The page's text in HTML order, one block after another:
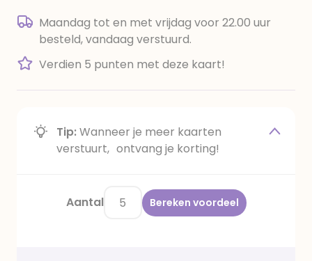
Maandag tot en met vrijdag voor 22.00 uur
besteld, vandaag verstuurd.
Verdien 5 punten met deze kaart!
Tip:Wanneer je meer kaarten
verstuurt, ontvang je korting!
Aantal Bereken voordeel